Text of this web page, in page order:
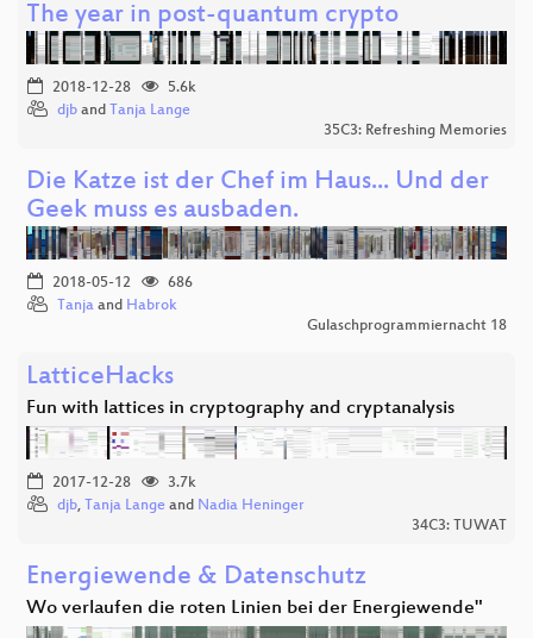
The year in post-quantum crypto
2018-12-28
5.6k
djb and Tanja Lange
35C3: Refreshing Memories
Die Katze ist der Chef im Haus... Und der
Geek muss es ausbaden.
2018-05-12
686
Tanja and Habrok
Gulaschprogrammiernacht 18
LatticeHacks
Fun with lattices in cryptography and cryptanalysis
2017-12-28
3.7k
djb, Tanja Lange and Nadia Heninger
34C3: TUWAT
Energiewende & Datenschutz
Wo verlaufen die roten Linien bei der Energiewende"